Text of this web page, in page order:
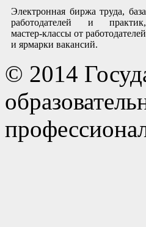
Электронная биржа труда, база
работодателей и практик,
мастер-классы от работодателей
и ярмарки вакансий.
© 2014